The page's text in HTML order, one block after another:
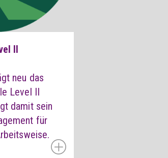
II
neu das
Level II
damit sein
für